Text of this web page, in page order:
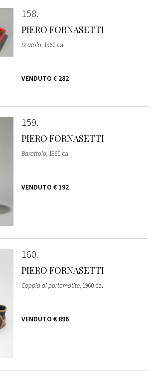
158
PIERO FORNASETTI
Scatola, 1960 ca.
VENDUTO € 282
159
PIERO FORNASETTI
Barattolo, 1960 ca.
VENDUTO € 192
160
PIERO FORNASETTI
Coppia di portamatite, 1960 ca.
VENDUTO € 896